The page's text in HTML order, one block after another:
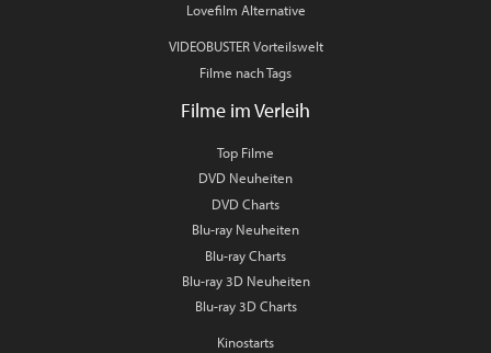
Lovefilm Alternative
VIDEOBUSTER Vorteilswelt
Filme nach Tags
Filme im Verleih
Top Filme
DVD Neuheiten
DVD Charts
Blu-ray Neuheiten
Blu-ray Charts
Blu-ray 3D Neuheiten
Blu-ray 3D Charts
Kinostarts